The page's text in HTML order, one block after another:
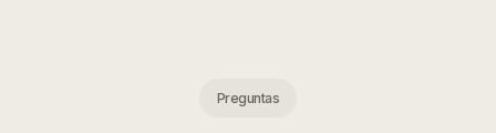
Preguntas